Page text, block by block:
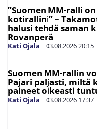
”Suomen MM-ralli
kotirallini” –
halusi tehdä saman
Rovanperä
Kati Ojala | 03.08.202620:15
Suomen MM-rallin
Pajari paljasti, miltä
paineet oikeasti
Kati Ojala | 03.08.2026 17:37